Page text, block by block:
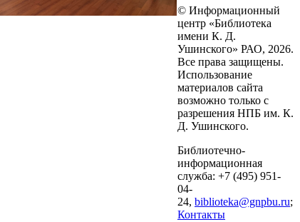
© Информационный
центр «Библиотека
имени К. Д.
Ушинского» РАО, 2026.
Все права защищены.
Использование
материалов сайта
возможно только с
разрешения НПБ им. К.
Д. Ушинского.
Библиотечно-
информационная
служба: +7 (495) 951-
04-
24, biblioteka@gnpbu.ru;
Контакты